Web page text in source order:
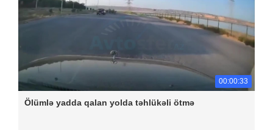
00:00:33
Ölümlə yadda qalan yolda təhlükəli ötmə